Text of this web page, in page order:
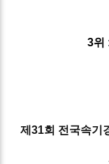
3위
제31회 전국속기